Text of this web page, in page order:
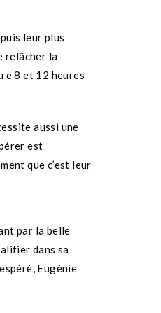
leur plus
relâcher la
8 et 12 heures
aussi une
est
que c’est leur
par la belle
dans sa
Eugénie